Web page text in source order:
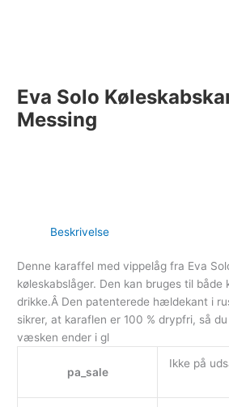
Eva Solo
Messing
Beskrivelse
Denne karaffel med vippelåg fra Eva
køleskabslåger. Den kan bruges til både
drikke.Â Den patenterede hældekant i
sikrer, at karaflen er 100 % drypfri, så
væsken ender i gl
pa_sale
Ikke på